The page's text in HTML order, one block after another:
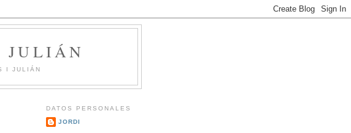
JULIÁN
I JULIÁN
DATOS PERSONALES
JORDI